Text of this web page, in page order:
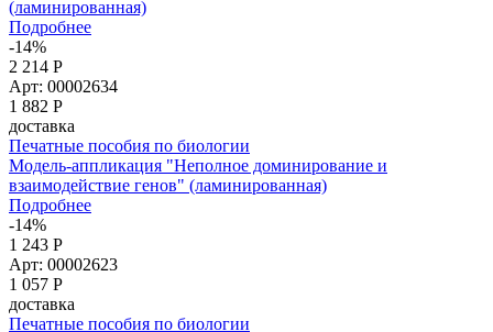
(ламинированная)
Подробнее
-14%
2 214 Р
Арт: 00002634
1 882 Р
доставка
Печатные пособия по биологии
Модель-аппликация "Неполное доминирование и
взаимодействие генов" (ламинированная)
Подробнее
-14%
1 243 Р
Арт: 00002623
1 057 Р
доставка
Печатные пособия по биологии